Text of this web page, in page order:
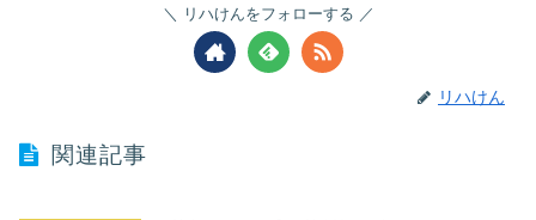
リハけんをフォローする
リハけん
関連記事